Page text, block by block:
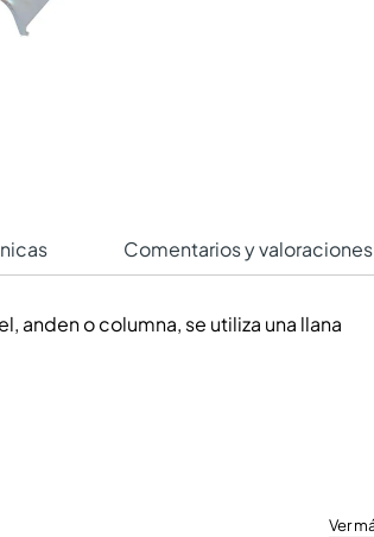
Comentarios y valoraciones
anden o columna, se utiliza una llana
Ver